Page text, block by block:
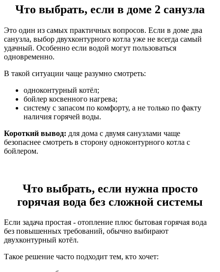
Что выбрать, если в доме 2 санузла
Это один из самых практичных вопросов. Если в доме два
санузла, выбор двухконтурного котла уже не всегда самый
удачный. Особенно если водой могут пользоваться
одновременно.
В такой ситуации чаще разумно смотреть:
одноконтурный котёл;
бойлер косвенного нагрева;
систему с запасом по комфорту, а не только по факту
наличия горячей воды.
Короткий вывод: для дома с двумя санузлами чаще
безопаснее смотреть в сторону одноконтурного котла с
бойлером.
Что выбрать, если нужна просто
горячая вода без сложной системы
Если задача простая - отопление плюс бытовая горячая вода
без повышенных требований, обычно выбирают
двухконтурный котёл.
Такое решение часто подходит тем, кто хочет: